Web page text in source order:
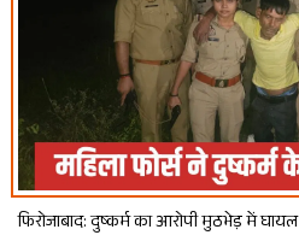
फिरोजाबाद: दुष्कर्म का आरोपी मुठभेड़ में घायल